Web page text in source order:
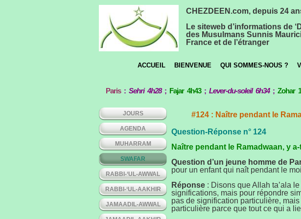
CHEZDEEN.com, depuis 24
Le siteweb d’informations de
des Musulmans Sunnis
France et de l’étranger
ACCUEIL BIENVENUE QUI SOMMES-NOUS ?
Paris: Sehri 4h28; Fajar 4h43; Lever-du-soleil 6h34; Zohar
JOURS
AGENDA
MUHARRAM
SWAFAR
RABBI-‘UL-AWWAL
RABBI-‘UL-AAKHIR
JAMAADIL-AWWAL
#124 : Naître pendant le
Question-Réponse n° 124
Naître pendant le Ramadwaan, y
Question d’un jeune homme de
pour un enfant qui naît pendant le
Réponse : Disons que Allah ta’ala
significations, mais pour répondre
pas de signification particulière,
particulière parce que tout ce qui a